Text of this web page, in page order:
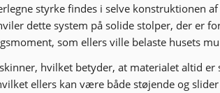
styrke findes i selve konstruktionen
dette system på solide stolper, der er
som ellers ville belaste husets
hvilket betyder, at materialet altid
ellers kan være både støjende og